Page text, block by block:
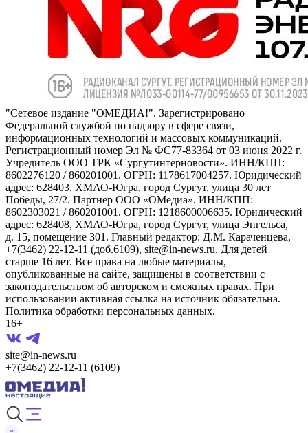
"Сетевое издание "ОМЕДИА!". Зарегистрировано
Федеральной службой по надзору в сфере связи,
информационных технологий и массовых коммуникаций.
Регистрационный номер Эл № ФС77-83364 от 03 июня 2022 г.
Учредитель ООО ТРК «Сургутинтерновости». ИНН/КПП:
8602276120 / 860201001. ОГРН: 1178617004257. Юридический
адрес: 628403, ХМАО-Югра, город Сургут, улица 30 лет
Победы, 27/2. Партнер ООО «ОМедиа». ИНН/КПП:
8602303021 / 860201001. ОГРН: 1218600006635. Юридический
адрес: 628408, ХМАО-Югра, город Сургут, улица Энгельса,
д. 15, помещение 301. Главный редактор: Д.М. Караченцева,
+7(3462) 22-12-11 (доб.6109), site@in-news.ru. Для детей
старше 16 лет. Все права на любые материалы,
опубликованные на сайте, защищены в соответствии с
законодательством об авторском и смежных правах. При
использовании активная ссылка на источник обязательна.
Политика обработки персональных данных.
16+
site@in-news.ru
+7(3462) 22-12-11 (6109)